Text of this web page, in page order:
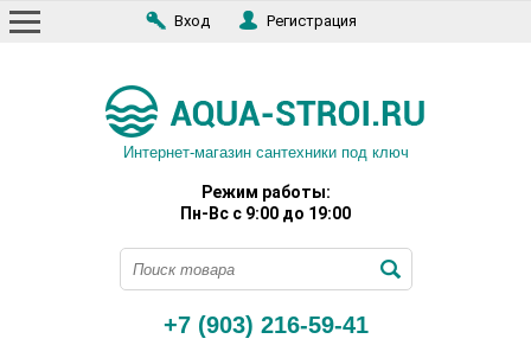
Вход Регистрация
Интернет-магазин сантехники под ключ
Режим работы:
Пн-Вс с 9:00 до 19:00
+7 (903) 216-59-41